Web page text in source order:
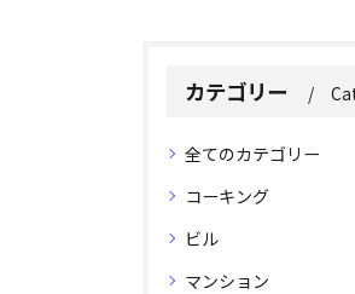
カテゴリー
全てのカテゴリー
コーキング
ビル
マンション